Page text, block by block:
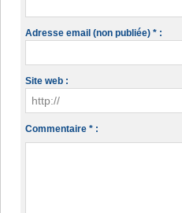
Adresse email (non publiée) * :
Site web :
Commentaire * :